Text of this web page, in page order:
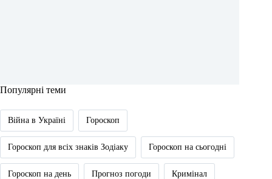
Популярні теми
Війна в Україні Гороскоп
Гороскоп для всіх знаків Зодіаку Гороскоп на сьогодні
Гороскоп на день Прогноз погоди Кримінал